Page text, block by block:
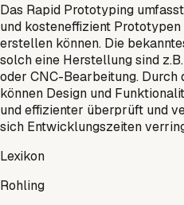
Das Rapid Prototyping
und kosteneffizient
erstellen können. Die
solch eine Herstellung sind
oder CNC-Bearbeitung.
können Design und
und effizienter überprüft und
sich Entwicklungszeiten
Lexikon
Rohling